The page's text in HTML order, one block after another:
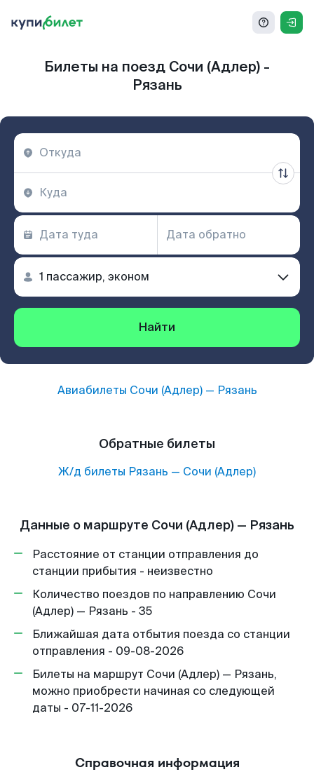
Билеты на поезд Сочи (Адлер) -
Рязань
Найти
Авиабилеты Сочи (Адлер)— Рязань
Обратные билеты
Ж/д билеты Рязань — Сочи (Адлер)
Данные о маршруте Сочи (Адлер) — Рязань
Расстояние от станции отправления до
станции прибытия - неизвестно
Количество поездов по направлению Сочи
(Адлер) — Рязань - 35
Ближайшая дата отбытия поезда со станции
отправления - 09-08-2026
Билеты на маршрут Сочи (Адлер) — Рязань,
можно приобрести начиная со следующей
даты - 07-11-2026
Справочная информация